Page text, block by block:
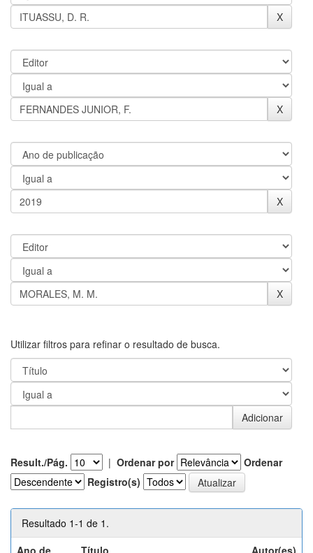
Utilizar filtros para refinar o resultado de busca.
Result./Pág. | Ordenar por
Ordenar
Registro(s)
Resultado 1-1 de 1.
Ano de
Título Autor(es)